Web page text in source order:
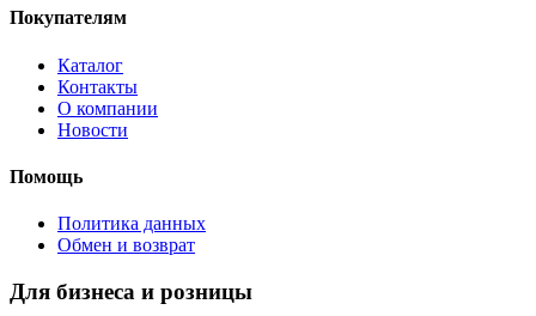
Покупателям
Каталог
Контакты
О компании
Новости
Помощь
Политика данных
Обмен и возврат
Для бизнеса и розницы